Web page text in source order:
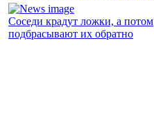
Соседи крадут ложки, а потом
подбрасывают их обратно